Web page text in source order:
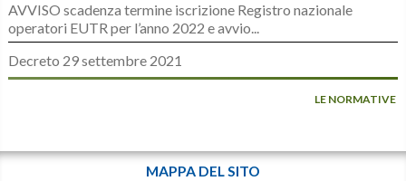
AVVISO scadenza termine iscrizione Registro nazionale
operatori EUTR per l’anno 2022 e avvio...
Decreto 29 settembre 2021
LE NORMATIVE
MAPPA DEL SITO